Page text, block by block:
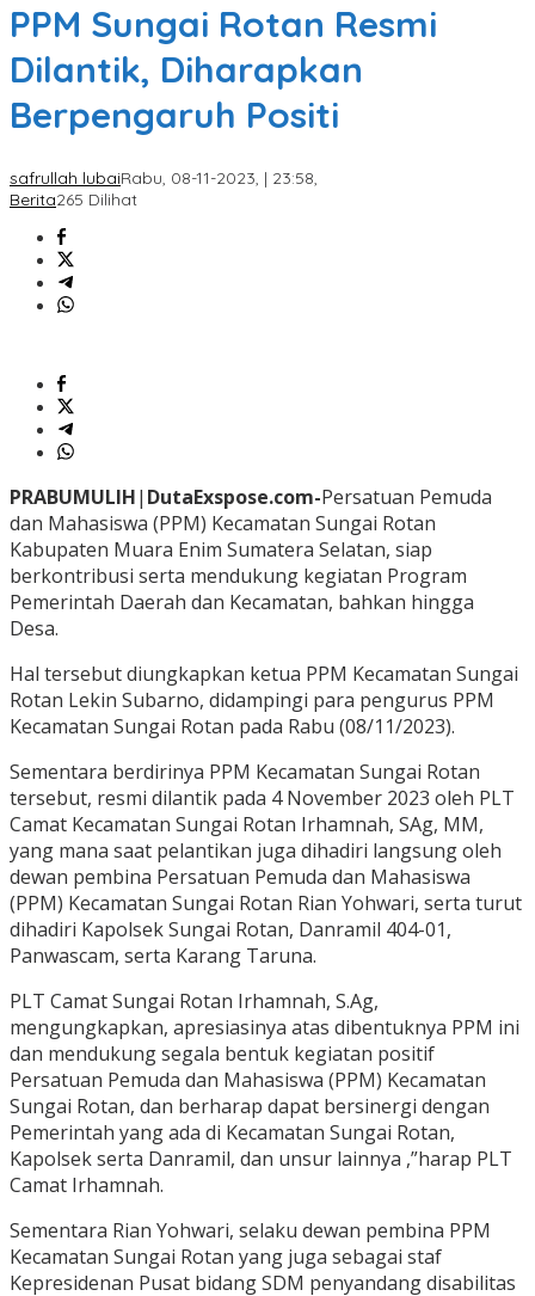
PPM Sungai Rotan Resmi
Dilantik, Diharapkan
Berpengaruh Positi
safrullah lubaiRabu, 08-11-2023, | 23:58,
Berita265 Dilihat
PRABUMULIH| DutaExspose.com-Persatuan Pemuda
dan Mahasiswa (PPM) Kecamatan Sungai Rotan
Kabupaten Muara Enim Sumatera Selatan, siap
berkontribusi serta mendukung kegiatan Program
Pemerintah Daerah dan Kecamatan, bahkan hingga
Desa.
Hal tersebut diungkapkan ketua PPM Kecamatan Sungai
Rotan Lekin Subarno, didampingi para pengurus PPM
Kecamatan Sungai Rotan pada Rabu (08/11/2023).
Sementara berdirinya PPM Kecamatan Sungai Rotan
tersebut, resmi dilantik pada 4 November 2023 oleh PLT
Camat Kecamatan Sungai Rotan Irhamnah, SAg, MM,
yang mana saat pelantikan juga dihadiri langsung oleh
dewan pembina Persatuan Pemuda dan Mahasiswa
(PPM) Kecamatan Sungai Rotan Rian Yohwari, serta turut
dihadiri Kapolsek Sungai Rotan, Danramil 404-01,
Panwascam, serta Karang Taruna.
PLT Camat Sungai Rotan Irhamnah, S.Ag,
mengungkapkan, apresiasinya atas dibentuknya PPM ini
dan mendukung segala bentuk kegiatan positif
Persatuan Pemuda dan Mahasiswa (PPM) Kecamatan
Sungai Rotan, dan berharap dapat bersinergi dengan
Pemerintah yang ada di Kecamatan Sungai Rotan,
Kapolsek serta Danramil, dan unsur lainnya ,”harap PLT
Camat Irhamnah.
Sementara Rian Yohwari, selaku dewan pembina PPM
Kecamatan Sungai Rotan yang juga sebagai staf
Kepresidenan Pusat bidang SDM penyandang disabilitas